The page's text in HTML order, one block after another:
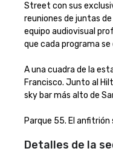
Street con sus
reuniones de juntas
equipo audiovisual
que cada programa
A una cuadra de la
Francisco. Junto al
sky bar más alto de
Parque 55. El
Detalles de la